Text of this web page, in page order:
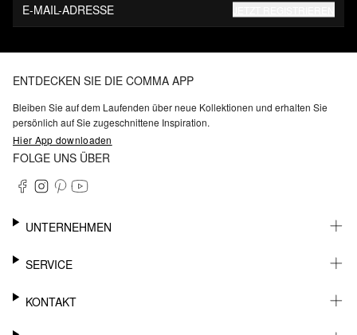
E-MAIL-ADRESSE
ENTDECKEN SIE DIE COMMA APP
Bleiben Sie auf dem Laufenden über neue Kollektionen und erhalten Sie
persönlich auf Sie zugeschnittene Inspiration.
Hier App downloaden
FOLGE UNS ÜBER
UNTERNEHMEN
KARRIERE
BARRIEREFREIHEIT
SERVICE
WHATSAPP
KONTAKT